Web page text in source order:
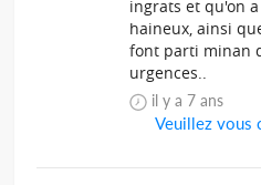
ingrats et qu'on
haineux, ainsi
font parti minan
urgences..
il y a 7 ans
Veuillez vous